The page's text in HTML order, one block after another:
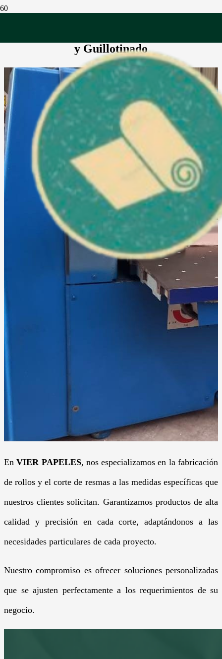
y Guillotinado
EnVIER PAPELES, nos especializamos en la fabricación
de rollos y el corte de resmas a las medidas específicas que
nuestros clientes solicitan. Garantizamos productos de alta
calidad y precisión en cada corte, adaptándonos a las
necesidades particulares de cada proyecto.
Nuestro compromiso es ofrecer soluciones personalizadas
que se ajusten perfectamente a los requerimientos de su
negocio.